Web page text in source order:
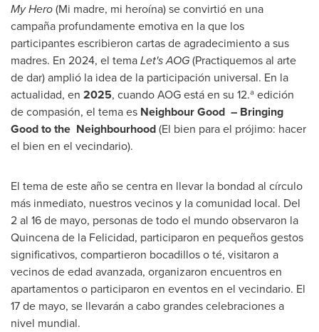
My Hero(Mi madre, mi heroína) se convirtió en una
campaña profundamente emotiva en la que los
participantes escribieron cartas de agradecimiento a sus
madres. En 2024, el temaLet's AOG(Practiquemos al arte
de dar) amplió la idea de la participación universal. En la
actualidad, en 2025, cuando AOG está en su 12.ª edición
de compasión, el tema es Neighbour Good – Bringing
Good to the Neighbourhood(El bien para el prójimo: hacer
el bien en el vecindario).
El tema de este año se centra en llevar la bondad al círculo
más inmediato, nuestros vecinos y la comunidad local. Del
2 al 16 de mayo, personas de todo el mundo observaron la
Quincena de la Felicidad, participaron en pequeños gestos
significativos, compartieron bocadillos o té, visitaron a
vecinos de edad avanzada, organizaron encuentros en
apartamentos o participaron en eventos en el vecindario. El
17 de mayo, se llevarán a cabo grandes celebraciones a
nivel mundial.